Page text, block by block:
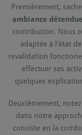
Premièrement,
ambiance détendue
contribution. Nous
adaptée à l’état
revalidation
effectuer ses
quelques
Deuxièmement,
dans notre
consiste en la